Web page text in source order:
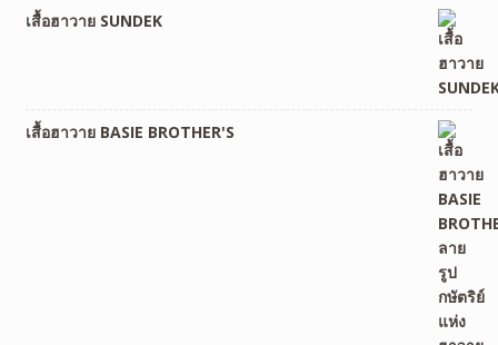
เสื้อฮาวาย SUNDEK
เสื้อฮาวาย BASIE BROTHER'S